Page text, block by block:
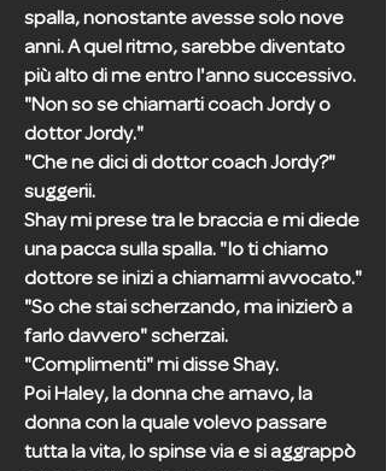
spalla, nonostante avesse solo nove
anni. A quel ritmo, sarebbe diventato
più alto di me entro l'anno successivo.
"Non so se chiamarti coach Jordy o
dottor Jordy."
"Che ne dici di dottor coach Jordy?"
suggerii.
Shay mi prese tra le braccia e mi diede
una pacca sulla spalla. "Io ti chiamo
dottore se inizi a chiamarmi avvocato."
"So che stai scherzando, ma inizierò a
farlo davvero" scherzai.
"Complimenti" mi disse Shay.
Poi Haley, la donna che amavo, la
donna con la quale volevo passare
tutta la vita, lo spinse via e si aggrappò